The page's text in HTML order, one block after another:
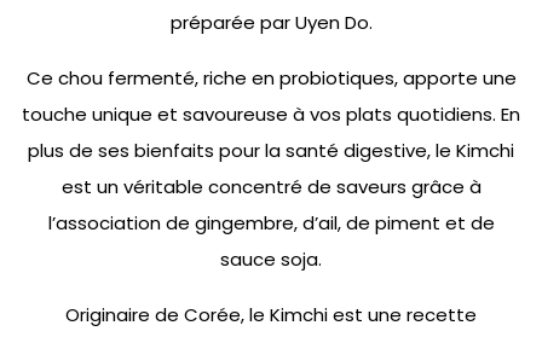
préparée par Uyen Do.
Ce chou fermenté, riche en probiotiques, apporte une
touche unique et savoureuse à vos plats quotidiens. En
plus de ses bienfaits pour la santé digestive, le Kimchi
est un véritable concentré de saveurs grâce à
l’association de gingembre, d’ail, de piment et de
sauce soja.
Originaire de Corée, le Kimchi est une recette